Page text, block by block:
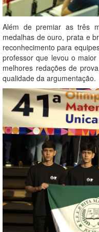
Além de premiar as três
medalhas de ouro, prata e
reconhecimento para
professor que levou o
melhores redações de
qualidade da argumentação.